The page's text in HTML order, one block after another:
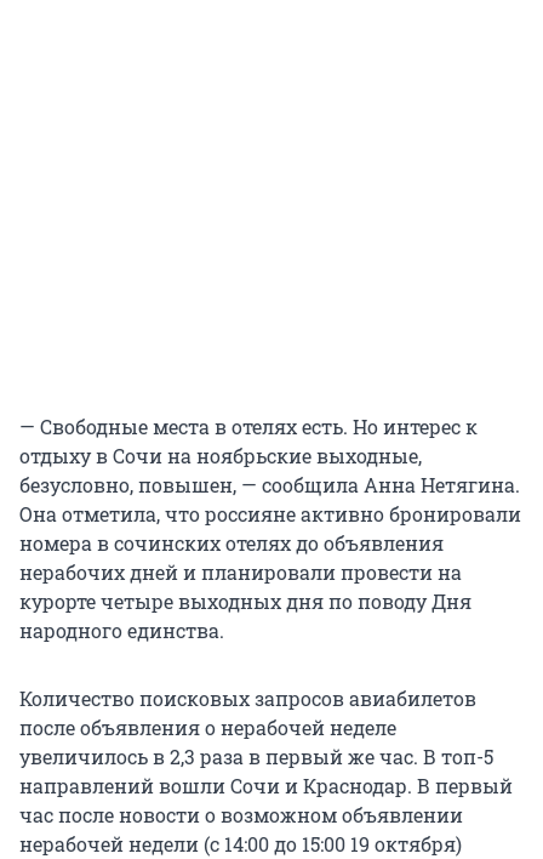
— Свободные места в отелях есть. Но интерес к
отдыху в Сочи на ноябрьские выходные,
безусловно, повышен, — сообщила Анна Нетягина.
Она отметила, что россияне активно бронировали
номера в сочинских отелях до объявления
нерабочих дней и планировали провести на
курорте четыре выходных дня по поводу Дня
народного единства.
Количество поисковых запросов авиабилетов
после объявления о нерабочей неделе
увеличилось в 2,3 раза в первый же час. В топ-5
направлений вошли Сочи и Краснодар. В первый
час после новости о возможном объявлении
нерабочей недели (с 14:00 до 15:00 19 октября)